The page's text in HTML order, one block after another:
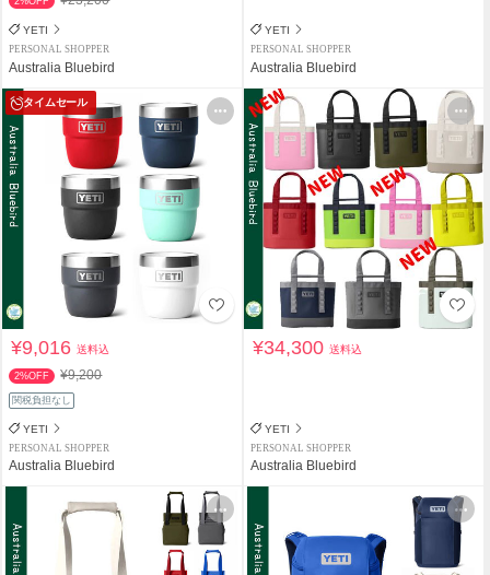
YETI
PERSONAL SHOPPER
Australia Bluebird
YETI
PERSONAL SHOPPER
Australia Bluebird
タイムセール
¥9,016送料込
2%OFF ¥9,200
関税負担なし
YETI
PERSONAL SHOPPER
Australia Bluebird
¥34,300送料込
YETI
PERSONAL SHOPPER
Australia Bluebird